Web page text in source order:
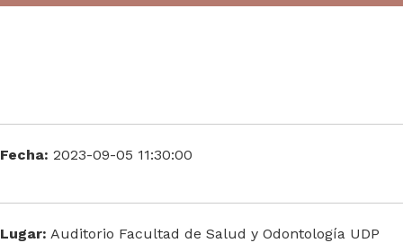
Fecha: 2023-09-05 11:30:00
Lugar: Auditorio Facultad de Salud y Odontología UDP